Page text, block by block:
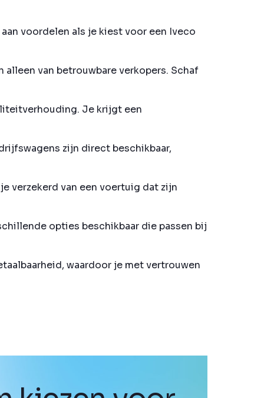
voordelen als je kiest voor een Iveco
van betrouwbare verkopers. Schaf
Je krijgt een
zijn direct beschikbaar,
verzekerd van een voertuig dat zijn
opties beschikbaar die passen bij
waardoor je met vertrouwen